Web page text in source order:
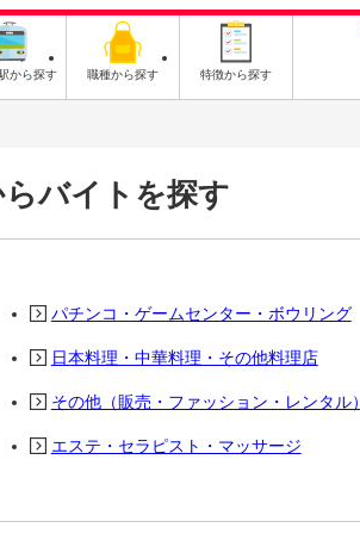
から探す 職種から探す 特徴から探す
バイトを探す
パチンコ・ゲームセンター・ボウリング
日本料理・中華料理・その他料理店
その他（販売・ファッション・レンタル）
エステ・セラピスト・マッサージ